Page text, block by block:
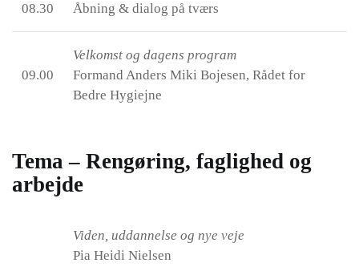
08.30 Åbning & dialog på tværs
09.00
Velkomst og dagens program
Formand Anders Miki Bojesen, Rådet for
Bedre Hygiejne
Tema – Rengøring, faglighed og
arbejde
Viden, uddannelse og nye veje
Pia Heidi Nielsen